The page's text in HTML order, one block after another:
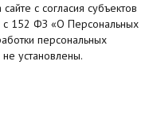
с согласия субъектов
с 152 ФЗ «О Персональных
персональных
установлены.